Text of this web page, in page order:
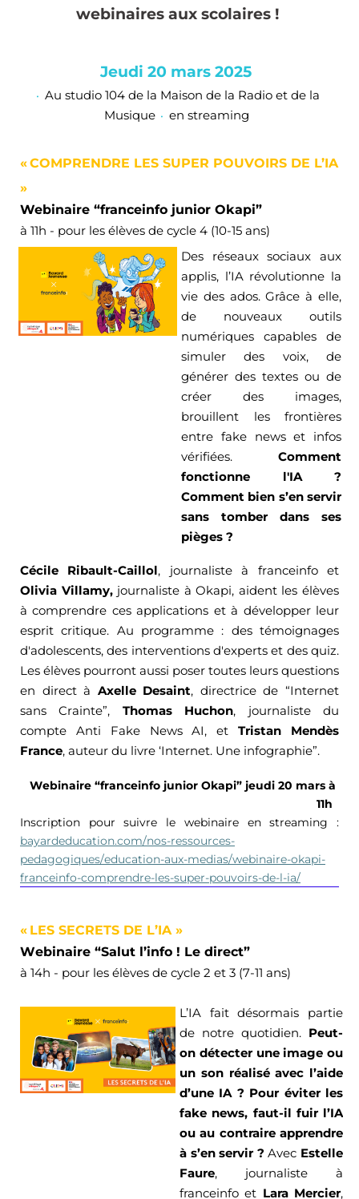
webinaires aux scolaires !
Jeudi 20 mars 2025
•
Musique • en streaming
«COMPRENDRE LES SUPER POUVOIRS DE L’IA
»
Webinaire “franceinfo junior Okapi”
à 11h - pour les élèves de cycle 4 (10-15 ans)
Des réseaux sociaux aux
applis, l’IA révolutionne la
vie des ados. Grâce à elle,
de nouveaux outils
numériques capables de
simuler des voix, de
générer des textes ou de
créer des images,
brouillent les frontières
entre fake news et infos
vérifiées.
Comment
fonctionne l'IA ?
Comment bien s’en servir
sans tomber dans ses
pièges ?
Cécile Ribault-Caillol, journaliste à franceinfo
Olivia Villamy, journaliste à Okapi, aident les élèves
à comprendre ces applications et à développer leur
esprit critique. Au programme : des témoignages
d'adolescents, des interventions d'experts et des quiz.
Les élèves pourront aussi poser toutes leurs questions
en direct à Axelle Desaint, directrice de “Internet
sans Crainte”, Thomas Huchon, journaliste du
compte Anti Fake News AI, et Tristan Mendès
France, auteur du livre ‘Internet. Une infographie”.
Webinaire “franceinfo junior Okapi” jeudi 20 mars à
11h
Inscription pour suivre le webinaire en streaming :
bayardeducation.com/nos-ressources-
pedagogiques/education-aux-medias/webinaire-okapi-
franceinfo-comprendre-les-super-pouvoirs-de-l-ia/
« LES SECRETS DE L’IA »
Webinaire “Salut l’info ! Le direct”
à 14h - pour les élèves de cycle 2 et 3 (7-11 ans)
L’IA fait désormais partie
de notre quotidien. Peut-
on détecter une image ou
un son réalisé avec l’aide
d’une IA ? Pour éviter les
fake news, faut-il fuir l’IA
ou au contraire apprendre
à s’en servir ? Avec Estelle
Faure
franceinfo et Lara Mercier,